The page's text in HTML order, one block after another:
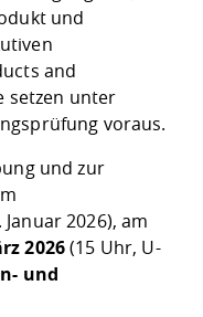
Checkliste zum
und Physik
Digitales Lernen
Lebenslagen
Studentenwerk
Angebote der
Arbeit
Lehren,
Weiterbilden im
Formulare und
Internationale
Gründung und
Klimaschutz &
Förderverein
Informatik/
Landbau/
Maschinenbau
Unternehmen
und
and
setzen unter
voraus.
und zur
Januar 2026), am
2026(15 Uhr, U-
und